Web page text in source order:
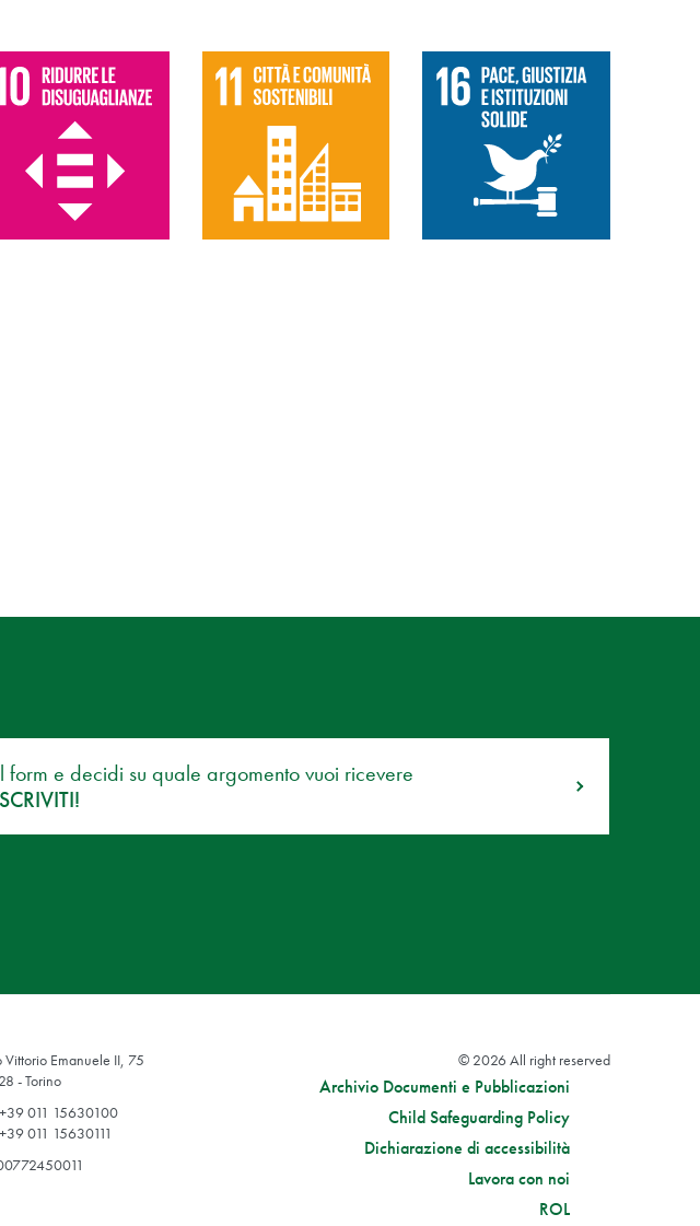
form e decidi su quale argomento vuoi ricevere
Vittorio Emanuele II, 75
- Torino
011 15630100
011 15630111
© 2026 All right reserved
Archivio Documenti e Pubblicazioni
Child Safeguarding Policy
Dichiarazione di accessibilità
Lavora con noi
ROL